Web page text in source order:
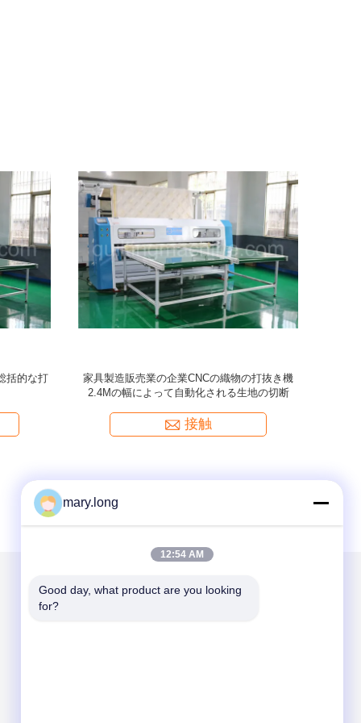
括的な打
家具製造販売業の企業CNCの織物の打抜き機
2.4Mの幅によって自動化される生地の切断
接触
メールでお問い合わせ
mary.long
12:54 AM
Good day, what product are you looking
for?